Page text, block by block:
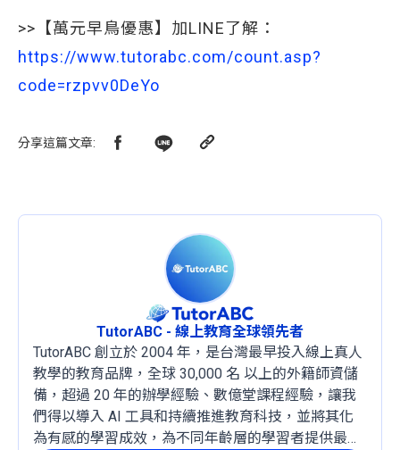
>>【萬元早鳥優惠】加LINE了解：
https://www.tutorabc.com/count.asp?
code=rzpvv0DeYo
分享這篇文章:
TutorABC - 線上教育全球領先者
TutorABC 創立於 2004 年，是台灣最早投入線上真人
教學的教育品牌，全球 30,000 名 以上的外籍師資儲
備，超過 20 年的辦學經驗、數億堂課程經驗，讓我
們得以導入 AI 工具和持續推進教育科技，並將其化
為有感的學習成效，為不同年齡層的學習者提供最穩